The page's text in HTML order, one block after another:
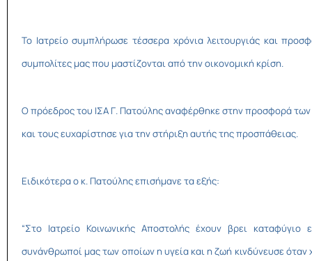
Το Ιατρείο συμπλήρωσε τέσσερα χρόνια λειτουργιάς και
συμπολίτες μας που μαστίζονται από την οικονομική κρίση.
Ο πρόεδρος του ΙΣΑ Γ. Πατούλης αναφέρθηκε στην προσφορά
και τους ευχαρίστησε για την στήριξη αυτής της προσπάθειας.
Ειδικότερα ο κ. Πατούλης επισήμανε τα εξής:
“Στο Ιατρείο Κοινωνικής Αποστολής έχουν βρει καταφύγιο
συνάνθρωποί μας των οποίων η υγεία και η ζωή κινδύνευσε όταν